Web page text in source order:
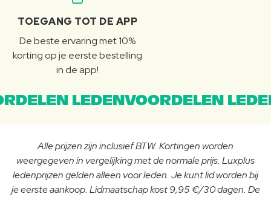
TOEGANG TOT DE APP
De beste ervaring met 10%
korting op je eerste bestelling
in de app!
LEDENVOORDELEN
Alle prijzen zijn inclusief BTW. Kortingen worden
weergegeven in vergelijking met de normale prijs. Luxplus
ledenprijzen gelden alleen voor leden. Je kunt lid worden bij
je eerste aankoop. Lidmaatschap kost 9,95 €/30 dagen. De